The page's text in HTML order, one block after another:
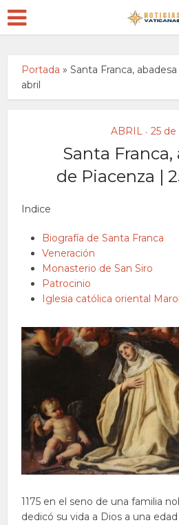
Portada »Santa Franca,
abril
ABRIL • 25 de
Santa Franca,
de Piacenza |
Indice
Biografía de Santa Franca
Veneración
Monasterio de San Siro
Patrocinio
Iglesia católica oriental
1175 en el seno de una familia
dedicó su vida a Dios a una